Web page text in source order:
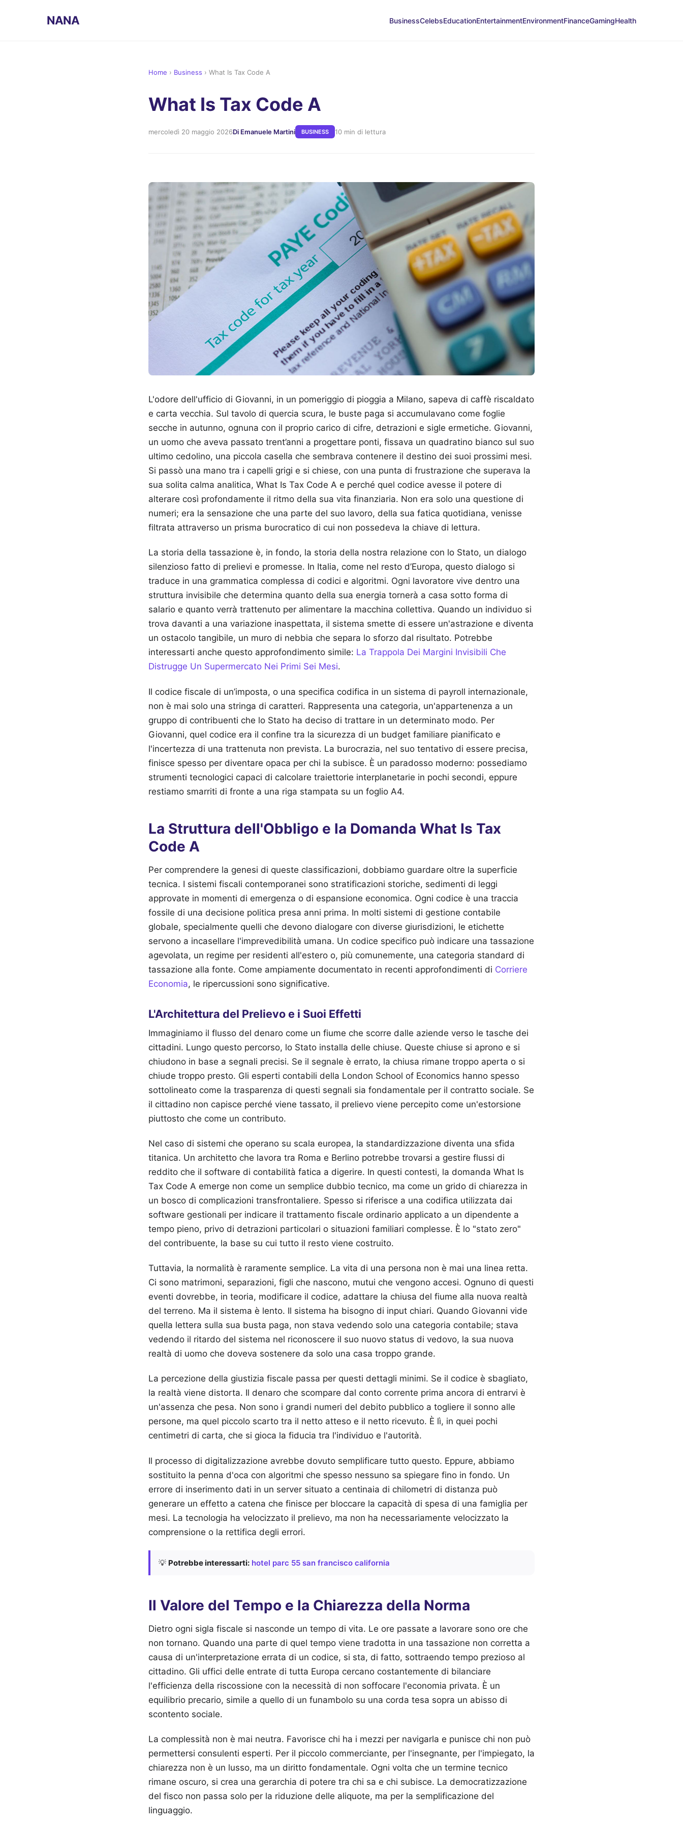
NANA BusinessCelebsEducationEntertainmentEnvironmentFinanceGamingHealth
Home › Business › What Is Tax Code A
What Is Tax Code A
mercoledì 20 maggio 2026Di Emanuele Martini BUSINESS 10 min di lettura
L'odore dell'ufficio di Giovanni, in un pomeriggio di pioggia a Milano, sapeva di caffè riscaldato
e carta vecchia. Sul tavolo di quercia scura, le buste paga si accumulavano come foglie
secche in autunno, ognuna con il proprio carico di cifre, detrazioni e sigle ermetiche. Giovanni,
un uomo che aveva passato trent’anni a progettare ponti, fissava un quadratino bianco sul suo
ultimo cedolino, una piccola casella che sembrava contenere il destino dei suoi prossimi mesi.
Si passò una mano tra i capelli grigi e si chiese, con una punta di frustrazione che superava la
sua solita calma analitica, What Is Tax Code A e perché quel codice avesse il potere di
alterare così profondamente il ritmo della sua vita finanziaria. Non era solo una questione di
numeri; era la sensazione che una parte del suo lavoro, della sua fatica quotidiana, venisse
filtrata attraverso un prisma burocratico di cui non possedeva la chiave di lettura.
La storia della tassazione è, in fondo, la storia della nostra relazione con lo Stato, un dialogo
silenzioso fatto di prelievi e promesse. In Italia, come nel resto d’Europa, questo dialogo si
traduce in una grammatica complessa di codici e algoritmi. Ogni lavoratore vive dentro una
struttura invisibile che determina quanto della sua energia tornerà a casa sotto forma di
salario e quanto verrà trattenuto per alimentare la macchina collettiva. Quando un individuo si
trova davanti a una variazione inaspettata, il sistema smette di essere un'astrazione e diventa
un ostacolo tangibile, un muro di nebbia che separa lo sforzo dal risultato. Potrebbe
interessarti anche questo approfondimento simile: La Trappola Dei Margini Invisibili Che
Distrugge Un Supermercato Nei Primi Sei Mesi.
Il codice fiscale di un’imposta, o una specifica codifica in un sistema di payroll internazionale,
non è mai solo una stringa di caratteri. Rappresenta una categoria, un'appartenenza a un
gruppo di contribuenti che lo Stato ha deciso di trattare in un determinato modo. Per
Giovanni, quel codice era il confine tra la sicurezza di un budget familiare pianificato e
l'incertezza di una trattenuta non prevista. La burocrazia, nel suo tentativo di essere precisa,
finisce spesso per diventare opaca per chi la subisce. È un paradosso moderno: possediamo
strumenti tecnologici capaci di calcolare traiettorie interplanetarie in pochi secondi, eppure
restiamo smarriti di fronte a una riga stampata su un foglio A4.
La Struttura dell'Obbligo e la Domanda What Is Tax
Code A
Per comprendere la genesi di queste classificazioni, dobbiamo guardare oltre la superficie
tecnica. I sistemi fiscali contemporanei sono stratificazioni storiche, sedimenti di leggi
approvate in momenti di emergenza o di espansione economica. Ogni codice è una traccia
fossile di una decisione politica presa anni prima. In molti sistemi di gestione contabile
globale, specialmente quelli che devono dialogare con diverse giurisdizioni, le etichette
servono a incasellare l'imprevedibilità umana. Un codice specifico può indicare una tassazione
agevolata, un regime per residenti all'estero o, più comunemente, una categoria standard di
tassazione alla fonte. Come ampiamente documentato in recenti approfondimenti di Corriere
Economia, le ripercussioni sono significative.
L'Architettura del Prelievo e i Suoi Effetti
Immaginiamo il flusso del denaro come un fiume che scorre dalle aziende verso le tasche dei
cittadini. Lungo questo percorso, lo Stato installa delle chiuse. Queste chiuse si aprono e si
chiudono in base a segnali precisi. Se il segnale è errato, la chiusa rimane troppo aperta o si
chiude troppo presto. Gli esperti contabili della London School of Economics hanno spesso
sottolineato come la trasparenza di questi segnali sia fondamentale per il contratto sociale. Se
il cittadino non capisce perché viene tassato, il prelievo viene percepito come un'estorsione
piuttosto che come un contributo.
Nel caso di sistemi che operano su scala europea, la standardizzazione diventa una sfida
titanica. Un architetto che lavora tra Roma e Berlino potrebbe trovarsi a gestire flussi di
reddito che il software di contabilità fatica a digerire. In questi contesti, la domanda What Is
Tax Code A emerge non come un semplice dubbio tecnico, ma come un grido di chiarezza in
un bosco di complicazioni transfrontaliere. Spesso si riferisce a una codifica utilizzata dai
software gestionali per indicare il trattamento fiscale ordinario applicato a un dipendente a
tempo pieno, privo di detrazioni particolari o situazioni familiari complesse. È lo "stato zero"
del contribuente, la base su cui tutto il resto viene costruito.
Tuttavia, la normalità è raramente semplice. La vita di una persona non è mai una linea retta.
Ci sono matrimoni, separazioni, figli che nascono, mutui che vengono accesi. Ognuno di questi
eventi dovrebbe, in teoria, modificare il codice, adattare la chiusa del fiume alla nuova realtà
del terreno. Ma il sistema è lento. Il sistema ha bisogno di input chiari. Quando Giovanni vide
quella lettera sulla sua busta paga, non stava vedendo solo una categoria contabile; stava
vedendo il ritardo del sistema nel riconoscere il suo nuovo status di vedovo, la sua nuova
realtà di uomo che doveva sostenere da solo una casa troppo grande.
La percezione della giustizia fiscale passa per questi dettagli minimi. Se il codice è sbagliato,
la realtà viene distorta. Il denaro che scompare dal conto corrente prima ancora di entrarvi è
un'assenza che pesa. Non sono i grandi numeri del debito pubblico a togliere il sonno alle
persone, ma quel piccolo scarto tra il netto atteso e il netto ricevuto. È lì, in quei pochi
centimetri di carta, che si gioca la fiducia tra l'individuo e l'autorità.
Il processo di digitalizzazione avrebbe dovuto semplificare tutto questo. Eppure, abbiamo
sostituito la penna d'oca con algoritmi che spesso nessuno sa spiegare fino in fondo. Un
errore di inserimento dati in un server situato a centinaia di chilometri di distanza può
generare un effetto a catena che finisce per bloccare la capacità di spesa di una famiglia per
mesi. La tecnologia ha velocizzato il prelievo, ma non ha necessariamente velocizzato la
comprensione o la rettifica degli errori.
💡 Potrebbe interessarti: hotel parc 55 san francisco california
Il Valore del Tempo e la Chiarezza della Norma
Dietro ogni sigla fiscale si nasconde un tempo di vita. Le ore passate a lavorare sono ore che
non tornano. Quando una parte di quel tempo viene tradotta in una tassazione non corretta a
causa di un'interpretazione errata di un codice, si sta, di fatto, sottraendo tempo prezioso al
cittadino. Gli uffici delle entrate di tutta Europa cercano costantemente di bilanciare
l'efficienza della riscossione con la necessità di non soffocare l'economia privata. È un
equilibrio precario, simile a quello di un funambolo su una corda tesa sopra un abisso di
scontento sociale.
La complessità non è mai neutra. Favorisce chi ha i mezzi per navigarla e punisce chi non può
permettersi consulenti esperti. Per il piccolo commerciante, per l'insegnante, per l'impiegato, la
chiarezza non è un lusso, ma un diritto fondamentale. Ogni volta che un termine tecnico
rimane oscuro, si crea una gerarchia di potere tra chi sa e chi subisce. La democratizzazione
del fisco non passa solo per la riduzione delle aliquote, ma per la semplificazione del
linguaggio.